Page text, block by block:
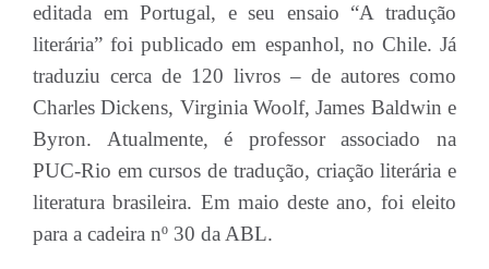
editada em Portugal, e seu ensaio “A tradução
literária” foi publicado em espanhol, no Chile. Já
traduziu cerca de 120 livros – de autores como
Charles Dickens, Virginia Woolf, James Baldwin e
Byron. Atualmente, é professor associado na
PUC-Rio em cursos de tradução, criação literária e
literatura brasileira. Em maio deste ano, foi eleito
para a cadeira nº 30 da ABL.